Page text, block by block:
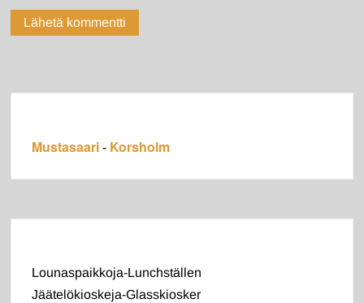
Mustasaari - Korsholm
Lounaspaikkoja-Lunchställen
Jäätelökioskeja-Glasskiosker